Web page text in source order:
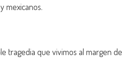
mexicanos.
tragedia que vivimos al margen de